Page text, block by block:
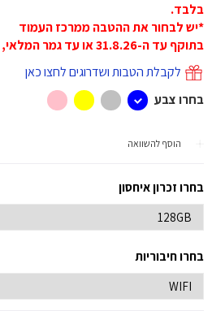
בלבד.
*יש לבחור את ההטבה ממרכז העמוד
בתוקף עד ה-31.8.26 או עד גמר המלאי, המוקדם מביניהם!
לקבלת הטבות ושדרוגים לחצו כאן
בחרו צבע
הוסף להשוואה
בחרו זכרון איחסון
בחרו חיבוריות